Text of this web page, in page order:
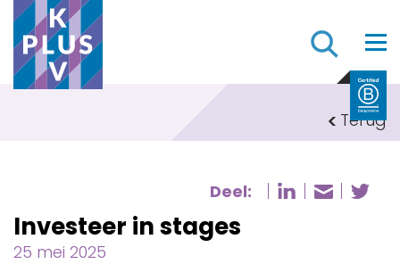
Terug
Deel: DeelDeel
Investeer in stages
25 mei 2025